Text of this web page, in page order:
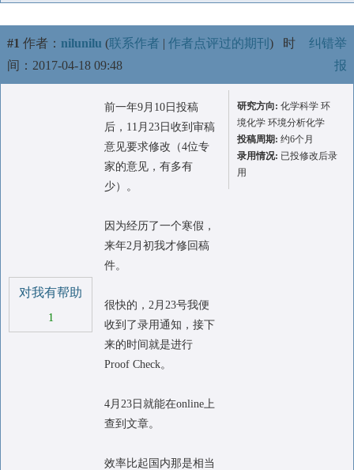
#1 作者： nilunilu (联系作者 | 作者点评过的期刊 ) 时
间：2017-04-18 09:48
纠错举
报
对我有帮助
1
前一年9月10日投稿
后，11月23日收到审稿
意见要求修改（4位专
家的意见，有多有
少）。
因为经历了一个寒假，
来年2月初我才修回稿
件。
很快的，2月23号我便
收到了录用通知，接下
来的时间就是进行
Proof Check。
4月23日就能在online上
查到文章。
效率比起国内那是相当
研究方向: 化学科学 环
境化学 环境分析化学
投稿周期: 约6个月
录用情况: 已投修改后录
用